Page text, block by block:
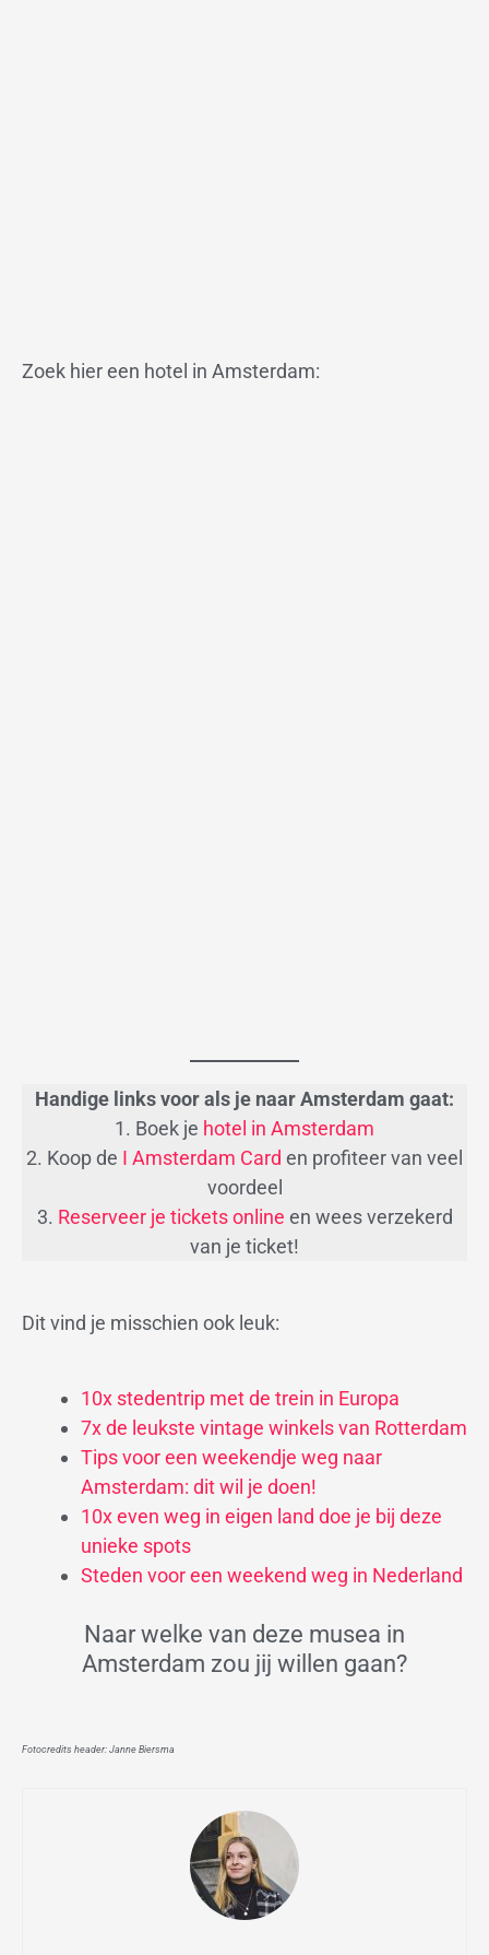
Zoek hier een hotel in Amsterdam:
Handige linksvoor als je naar Amsterdam gaat:
1. Boek je hotel in Amsterdam
2. Koop de I Amsterdam Card en profiteer van veel
voordeel
3. Reserveer je tickets online en wees verzekerd
van je ticket!
Dit vind je misschien ook leuk:
10x stedentrip met de trein in Europa
7x de leukste vintage winkels van Rotterdam
Tips voor een weekendje weg naar
Amsterdam: dit wil je doen!
10x even weg in eigen land doe je bij deze
unieke spots
Steden voor een weekend weg in Nederland
Naar welke van deze musea in
Amsterdam zou jij willen gaan?
Fotocredits header: Janne Biersma